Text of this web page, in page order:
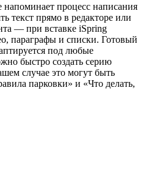
напоминает процесс написания
текст прямо в редакторе или
— при вставке iSpring
параграфы и списки. Готовый
под любые
быстро создать серию
случае это могут быть
парковки» и «Что делать,